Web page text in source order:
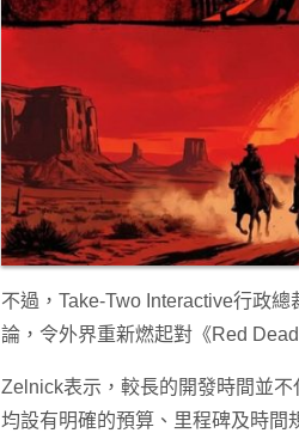
不過，Take-Two Interactive行政
論，令外界重新燃起對《Red
Zelnick表示，較長的開發時間並
均設有明確的預算、里程碑及時間